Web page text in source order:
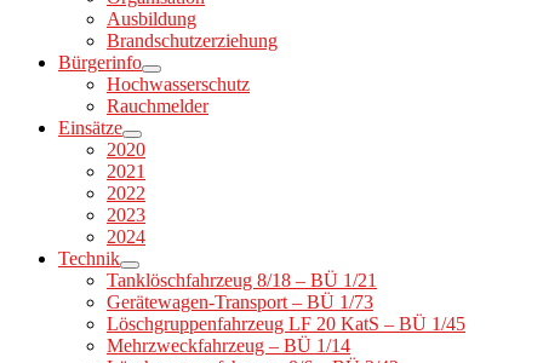
Ausbildung
Brandschutzerziehung
Bürgerinfo
Hochwasserschutz
Rauchmelder
Einsätze
2020
2021
2022
2023
2024
Technik
Tanklöschfahrzeug 8/18 – BÜ 1/21
Gerätewagen-Transport – BÜ 1/73
Löschgruppenfahrzeug LF 20 KatS – BÜ 1/45
Mehrzweckfahrzeug – BÜ 1/14